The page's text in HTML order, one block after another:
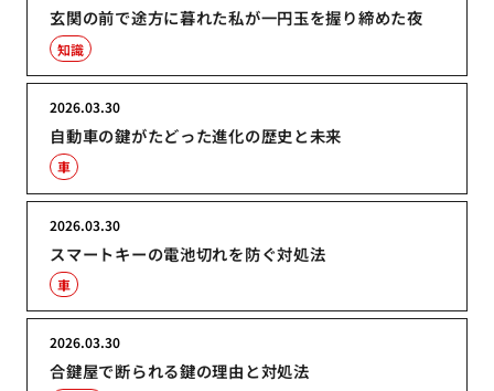
玄関の前で途方に暮れた私が一円玉を握り締めた夜
知識
自動車の鍵がたどった進化の歴史と未来
2026.03.30
車
スマートキーの電池切れを防ぐ対処法
2026.03.30
車
合鍵屋で断られる鍵の理由と対処法
2026.03.30